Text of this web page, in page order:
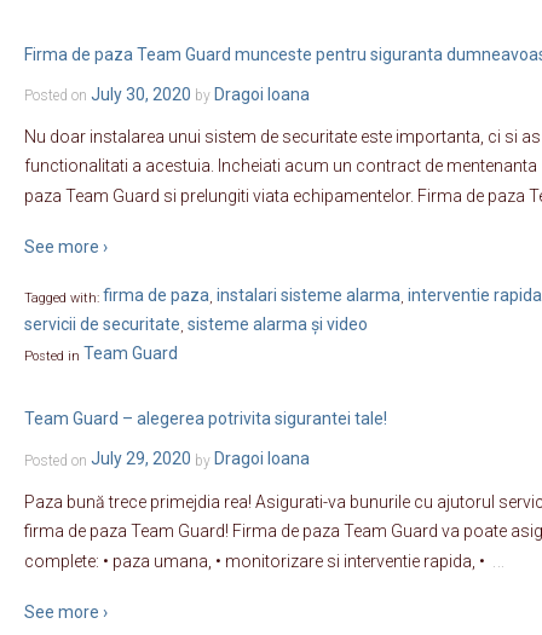
Firma de paza Team Guard munceste pentru siguranta
Posted on July 30, 2020 by Dragoi Ioana
Nu doar instalarea unui sistem de securitate este importanta, ci si
functionalitati a acestuia. Incheiati acum un contract de mentenanta
paza Team Guard si prelungiti viata echipamentelor. Firma de paza
See more ›
Tagged with: firma de paza instalari sisteme alarma interventie rapida
servicii de securitate sisteme alarma și video
Posted in Team Guard
Team Guard – alegerea potrivita sigurantei tale!
Posted on July 29, 2020 by Dragoi Ioana
Paza bună trece primejdia rea! Asigurati-va bunurile cu ajutorul
firma de paza Team Guard! Firma de paza Team Guard va poate
complete: • paza umana, • monitorizare si interventie rapida, •
See more ›